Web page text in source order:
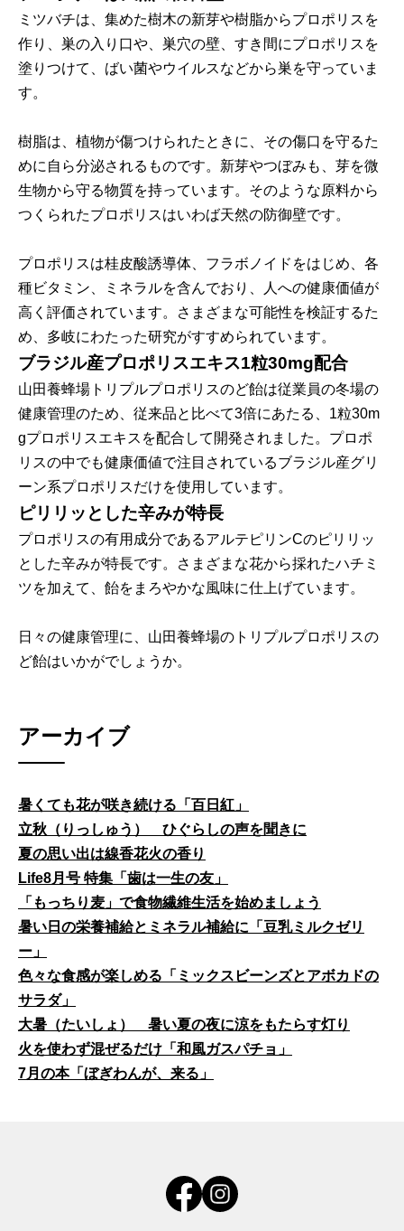
ミツバチは、集めた樹木の新芽や樹脂からプロポリスを
作り、巣の入り口や、巣穴の壁、すき間にプロポリスを
塗りつけて、ばい菌やウイルスなどから巣を守っていま
す。
樹脂は、植物が傷つけられたときに、その傷口を守るた
めに自ら分泌されるものです。新芽やつぼみも、芽を微
生物から守る物質を持っています。そのような原料から
つくられたプロポリスはいわば天然の防御壁です。
プロポリスは桂皮酸誘導体、フラボノイドをはじめ、各
種ビタミン、ミネラルを含んでおり、人への健康価値が
高く評価されています。さまざまな可能性を検証するた
め、多岐にわたった研究がすすめられています。
ブラジル産プロポリスエキス1粒30mg配合
山田養蜂場トリプルプロポリスのど飴は従業員の冬場の
健康管理のため、従来品と比べて3倍にあたる、1粒30m
gプロポリスエキスを配合して開発されました。プロポ
リスの中でも健康価値で注目されているブラジル産グリ
ーン系プロポリスだけを使用しています。
ピリリッとした辛みが特長
プロポリスの有用成分であるアルテピリンCのピリリッ
とした辛みが特長です。さまざまな花から採れたハチミ
ツを加えて、飴をまろやかな風味に仕上げています。
日々の健康管理に、山田養蜂場のトリプルプロポリスの
ど飴はいかがでしょうか。
アーカイブ
暑くても花が咲き続ける「百日紅」
立秋（りっしゅう） ひぐらしの声を聞きに
夏の思い出は線香花火の香り
Life8月号 特集「歯は一生の友」
「もっちり麦」で食物繊維生活を始めましょう
暑い日の栄養補給とミネラル補給に「豆乳ミルクゼリ
ー」
色々な食感が楽しめる「ミックスビーンズとアボカドの
サラダ」
大暑（たいしょ） 暑い夏の夜に涼をもたらす灯り
火を使わず混ぜるだけ「和風ガスパチョ」
7月の本「ぼぎわんが、来る」